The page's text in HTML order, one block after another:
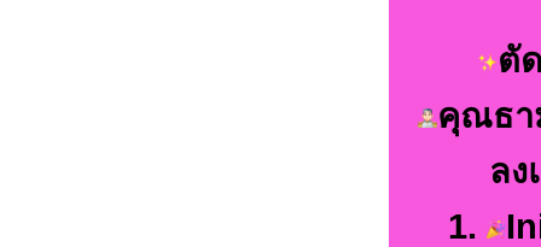
ตั
คุณธา
ลง
1.